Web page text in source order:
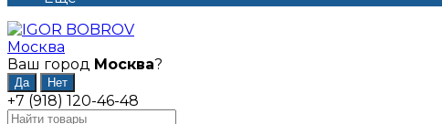
Москва
Ваш город Москва?
+7 (918) 120-46-48